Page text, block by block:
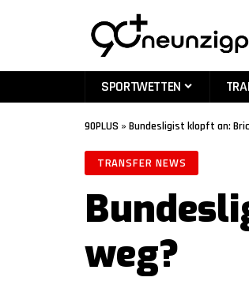
SPORTWETTEN
90PLUS » Bundesligist klopft an:
TRANSFER NEWS
weg?